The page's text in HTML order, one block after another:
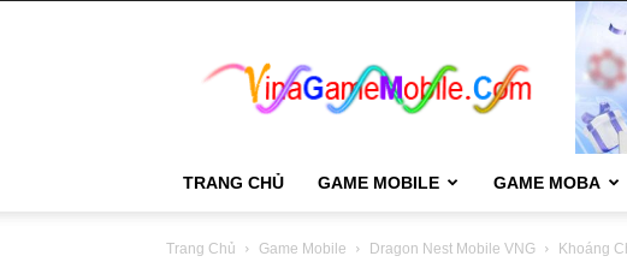
Mobile
TRANG CHỦ GAME MOBILE GAME MOBA
Trang Chủ Game Mobile Dragon Nest Mobile VNG Khoáng